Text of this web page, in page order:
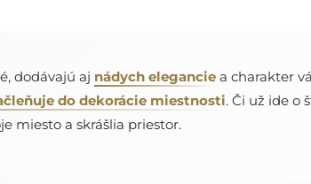
dodávajú aj nádych eleganciea charakter
do dekorácie miestnosti. Či už ide o
miesto a skrášlia priestor.